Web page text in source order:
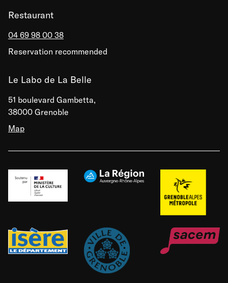
Restaurant
04 69 98 00 38
Reservation recommended
Le Labo de La Belle
51 boulevard Gambetta,
38000 Grenoble
Map